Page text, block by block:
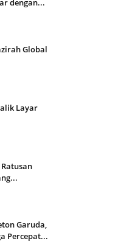
dengan...
Global
Layar
Garuda,
Percepat...